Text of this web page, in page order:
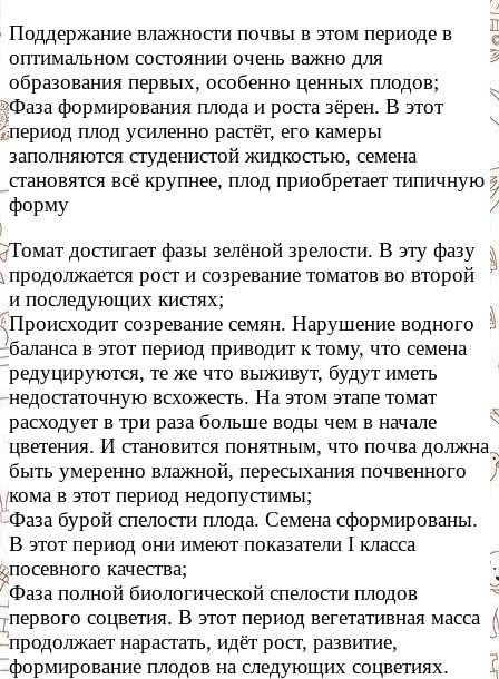
Поддержание влажности почвы в этом периоде в
оптимальном состоянии очень важно для
образования первых, особенно ценных плодов;
Фаза формирования плода и роста зёрен. В этот
период плод усиленно растёт, его камеры
заполняются студенистой жидкостью, семена
становятся всё крупнее, плод приобретает типичную
форму
Томат достигает фазы зелёной зрелости. В эту фазу
продолжается рост и созревание томатов во второй
и последующих кистях;
Происходит созревание семян. Нарушение водного
баланса в этот период приводит к тому, что семена
редуцируются, те же что выживут, будут иметь
недостаточную всхожесть. На этом этапе томат
расходует в три раза больше воды чем в начале
цветения. И становится понятным, что почва должна
быть умеренно влажной, пересыхания почвенного
кома в этот период недопустимы;
Фаза бурой спелости плода. Семена сформированы.
В этот период они имеют показатели I класса
посевного качества;
Фаза полной биологической спелости плодов
первого соцветия. В этот период вегетативная масса
продолжает нарастать, идёт рост, развитие,
формирование плодов на следующих соцветиях.